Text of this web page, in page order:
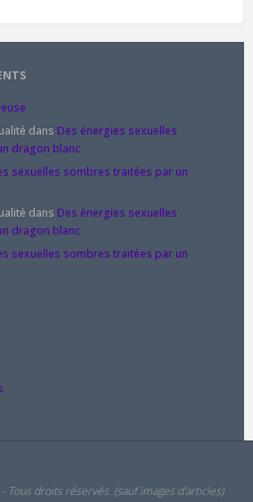
dans Des énergies sexuelles
dragon blanc
sexuelles sombres traitées par un
dans Des énergies sexuelles
dragon blanc
sexuelles sombres traitées par un
Tous droits réservés. (sauf images d'articles)